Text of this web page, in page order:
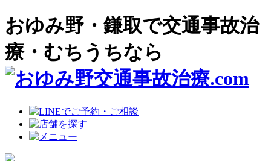
おゆみ野・鎌取で交通事故治
療・むちうちなら